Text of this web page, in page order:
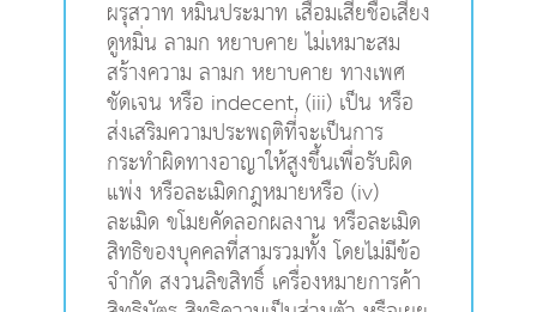
ผรุสวาท หมิ่นประมาท เสื่อมเสียชื่อเสียง
ดูหมิ่น ลามก หยาบคาย ไม่เหมาะสม
สร้างความ ลามก หยาบคาย ทางเพศ
ชัดเจน หรือ indecent, (iii) เป็น หรือ
ส่งเสริมความประพฤติที่จะเป็นการ
กระทำผิดทางอาญาให้สูงขึ้นเพื่อรับผิด
แพ่ง หรือละเมิดกฎหมายหรือ (iv)
ละเมิด ขโมยคัดลอกผลงาน หรือละเมิด
สิทธิของบุคคลที่สามรวมทั้ง โดยไม่มีข้อ
จำกัด สงวนลิขสิทธิ์ เครื่องหมายการค้า